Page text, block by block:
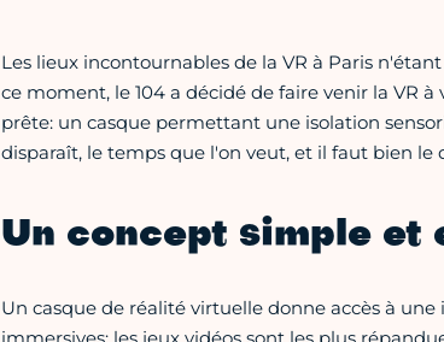
Les lieux incontournables de la VR à Paris
ce moment, le 104 a décidé de faire venir la VR
prête: un casque permettant une isolation
disparaît, le temps que l'on veut, et il faut bien le
Un concept simple et
Un casque de réalité virtuelle donne accès à